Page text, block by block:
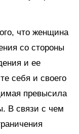
что женщина
со стороны
и ее
себя и своего
превысила
В связи с чем